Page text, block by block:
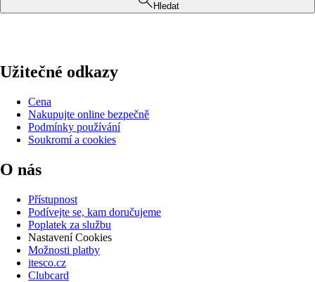
Hledat
Užitečné odkazy
Cena
Nakupujte online bezpečně
Podmínky používání
Soukromí a cookies
O nás
Přístupnost
Podívejte se, kam doručujeme
Poplatek za službu
Nastavení Cookies
Možnosti platby
itesco.cz
Clubcard